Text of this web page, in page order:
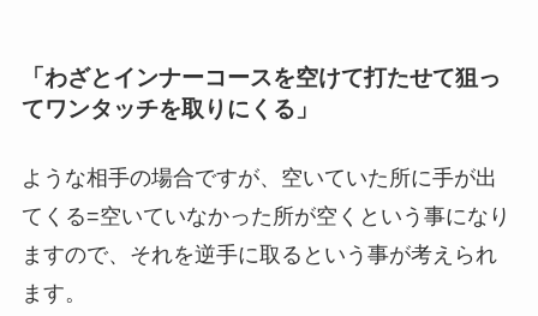
「わざとインナーコースを空けて打たせて狙っ
てワンタッチを取りにくる」
ような相手の場合ですが、空いていた所に手が出
てくる=空いていなかった所が空くという事になり
ますので、それを逆手に取るという事が考えられ
ます。